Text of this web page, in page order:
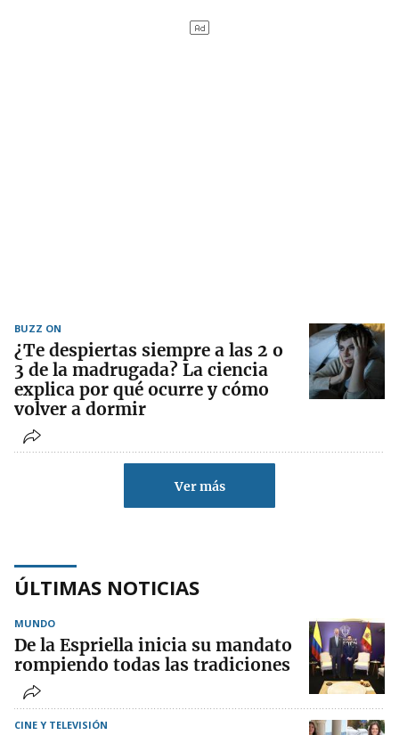
BUZZ ON
¿Te despiertas siempre a las 2 o
3 de la madrugada? La ciencia
explica por qué ocurre y cómo
volver a dormir
Ver más
ÚLTIMAS NOTICIAS
MUNDO
De la Espriella inicia su mandato
rompiendo todas las tradiciones
CINE Y TELEVISIÓN